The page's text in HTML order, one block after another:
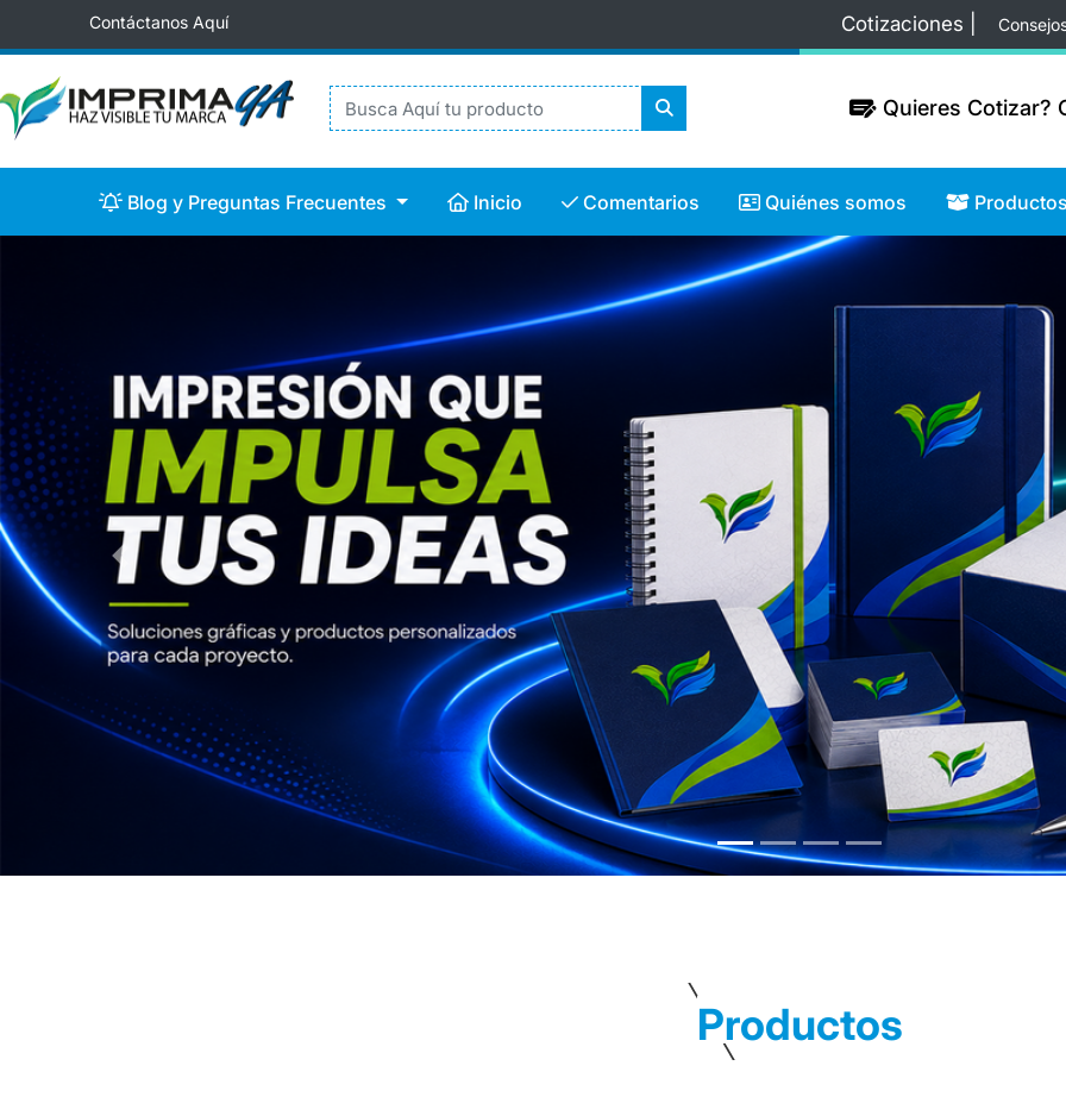
Contáctanos Aquí Cotizaciones |
Quieres Cotizar?
Quieres Cotizar?
Blog y Preguntas Frecuentes
Blog y Preguntas Frecuentes Inicio
Inicio Comentarios
Comentarios Quiénes somos
Quiénes somos Productos
Productos